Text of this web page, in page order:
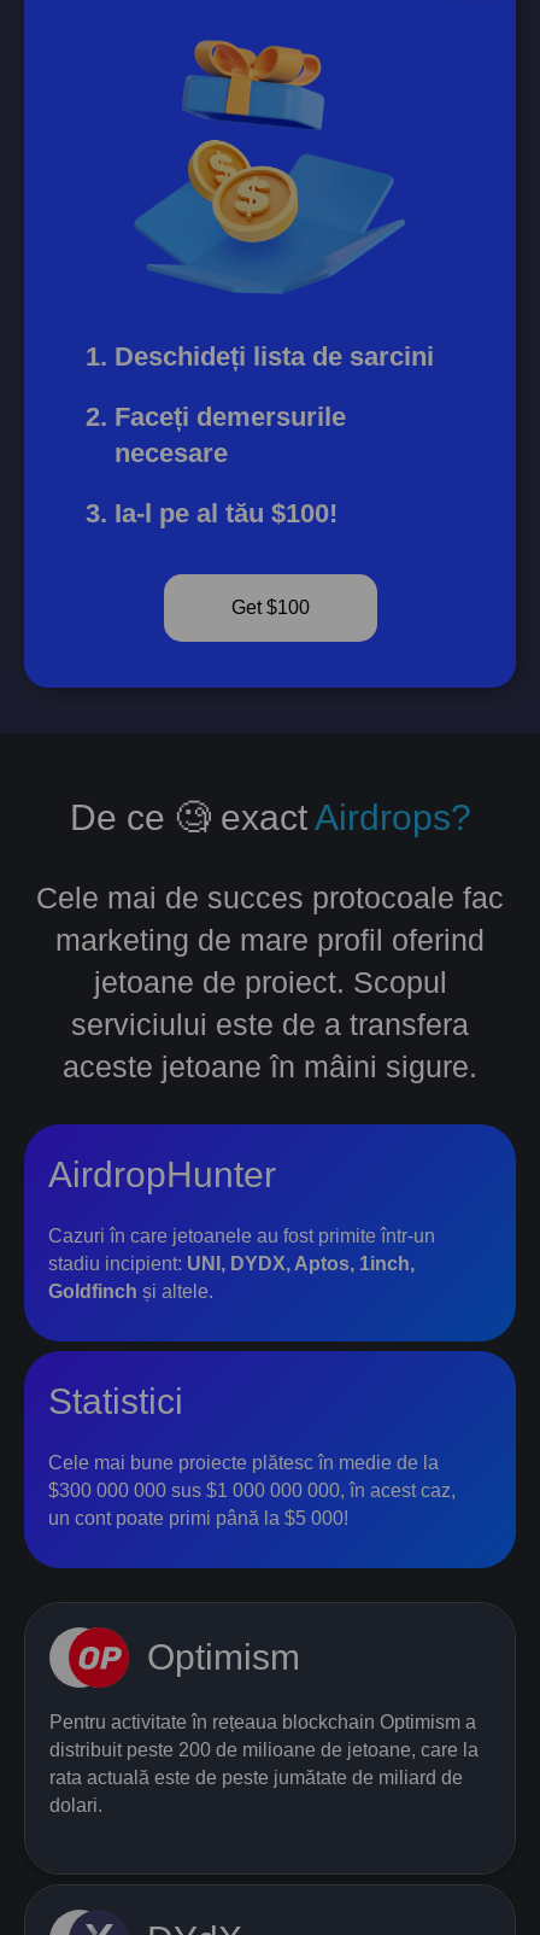
Deschideți lista de sarcini
Faceți demersurile
necesare
Ia-l pe al tău $100!
Get $100
De ce 🧐 exactAirdrops?
Cele mai de succes protocoale fac
marketing de mare profil oferind
jetoane de proiect. Scopul
serviciului este de a transfera
aceste jetoane în mâini sigure.
AirdropHunter
Cazuri în care jetoanele au fost primite într-un
stadiu incipient: UNI, DYDX, Aptos, 1inch,
Goldfinch și altele.
Statistici
Cele mai bune proiecte plătesc în medie de la
$300 000 000 sus $1 000 000 000, în acest caz,
un cont poate primi până la $5 000!
Optimism
Pentru activitate în rețeaua blockchain Optimism a
distribuit peste 200 de milioane de jetoane, care la
rata actuală este de peste jumătate de miliard de
dolari.